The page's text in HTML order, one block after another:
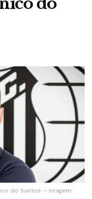
do Santos – Imagem: